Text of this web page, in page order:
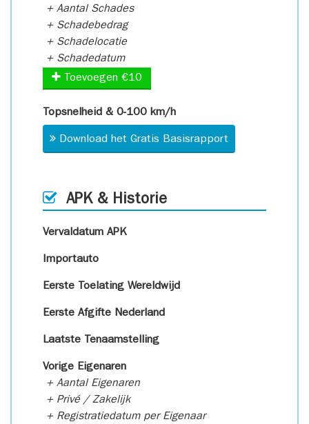
+ Aantal Schades
+ Schadebedrag
+ Schadelocatie
+ Schadedatum
Toevoegen €10
Topsnelheid & 0-100 km/h
Download het Gratis Basisrapport
APK & Historie
Vervaldatum APK
Importauto
Eerste Toelating Wereldwijd
Eerste Afgifte Nederland
Laatste Tenaamstelling
Vorige Eigenaren
+ Aantal Eigenaren
+ Privé / Zakelijk
+ Registratiedatum per Eigenaar